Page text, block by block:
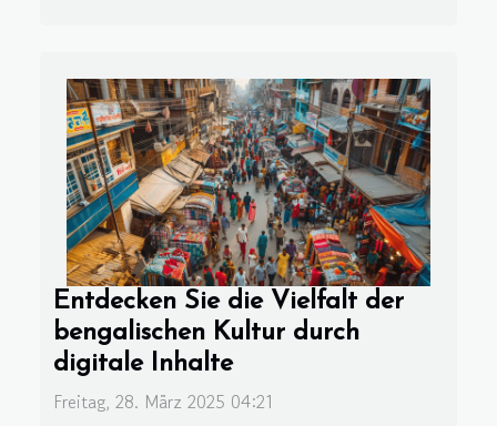
Entdecken Sie die Vielfalt der
bengalischen Kultur durch
digitale Inhalte
Freitag, 28. März 2025 04:21